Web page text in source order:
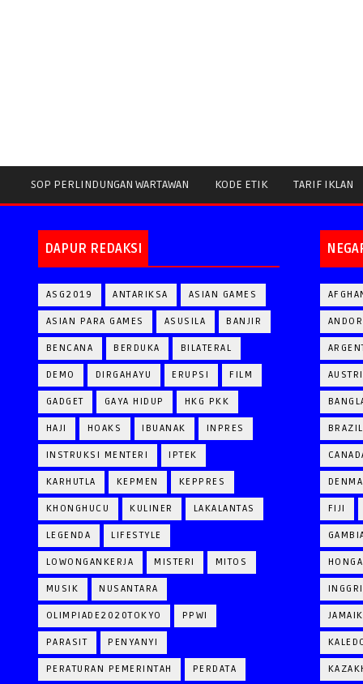
SOP PERLINDUNGAN WARTAWAN KODE ETIK TARIF IKLAN
DAPUR REDAKSI
ASG2019 ANTARIKSA ASIAN GAMES
ASIAN PARA GAMES ASUSILA BANJIR
BENCANA BERDUKA BILATERAL
DEMO DIRGAHAYU ERUPSI FILM
GADGET GAYA HIDUP HKG PKK
HAJI HOAKS IBUANAK INPRES
INSTRUKSI MENTERI IPTEK
KARHUTLA KEPMEN KEPPRES
KHONGHUCU KULINER LAKALANTAS
LEGENDA LIFESTYLE
LOWONGANKERJA MISTERI MITOS
MUSIK NUSANTARA
OLIMPIADE2020TOKYO PPWI
PARASIT PENYANYI
PERATURAN PEMERINTAH PERDATA
BRAZIL
FIJI